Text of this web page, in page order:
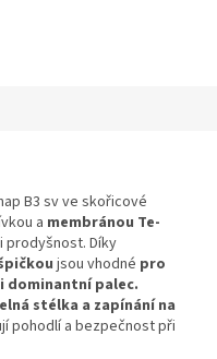
B3 sv ve skořicové
a membránou Te-
prodyšnost. Díky
jsou vhodné pro
dominantní palec.
stélka a zapínání na
pohodlí a bezpečnost při